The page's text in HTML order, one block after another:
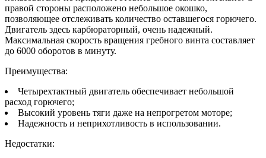
правой стороны расположено небольшое окошко,
позволяющее отслеживать количество оставшегося горючего.
Двигатель здесь карбюраторный, очень надежный.
Максимальная скорость вращения гребного винта составляет
до 6000 оборотов в минуту.
Преимущества:
Четырехтактный двигатель обеспечивает небольшой
расход горючего;
Высокий уровень тяги даже на непрогретом моторе;
Надежность и неприхотливость в использовании.
Недостатки: